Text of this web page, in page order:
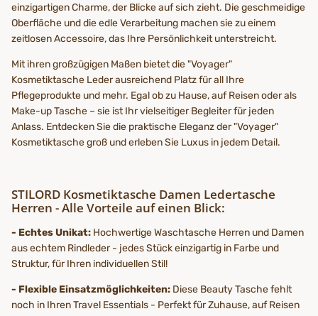
einzigartigen Charme, der Blicke auf sich zieht. Die geschmeidige
Oberfläche und die edle Verarbeitung machen sie zu einem
zeitlosen Accessoire, das Ihre Persönlichkeit unterstreicht.
Mit ihren großzügigen Maßen bietet die "Voyager"
Kosmetiktasche Leder ausreichend Platz für all Ihre
Pflegeprodukte und mehr. Egal ob zu Hause, auf Reisen oder als
Make-up Tasche – sie ist Ihr vielseitiger Begleiter für jeden
Anlass. Entdecken Sie die praktische Eleganz der "Voyager"
Kosmetiktasche groß und erleben Sie Luxus in jedem Detail.
STILORD Kosmetiktasche Damen Ledertasche
Herren - Alle Vorteile auf einen Blick:
- Echtes Unikat: Hochwertige Waschtasche Herren und Damen
aus echtem Rindleder - jedes Stück einzigartig in Farbe und
Struktur, für Ihren individuellen Stil!
- Flexible Einsatzmöglichkeiten: Diese Beauty Tasche fehlt
noch in Ihren Travel Essentials - Perfekt für Zuhause, auf Reisen